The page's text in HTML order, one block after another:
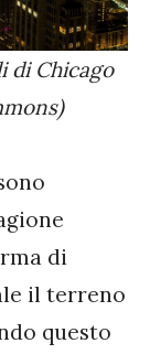
di Chicago
di
il terreno
questo